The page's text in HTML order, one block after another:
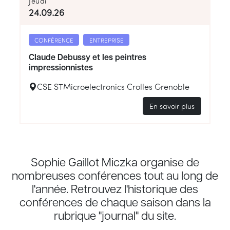
24.09.26
CONFÉRENCE ENTREPRISE
Claude Debussy et les peintres
impressionnistes
CSE STMicroelectronics Crolles Grenoble
En savoir plus
Sophie Gaillot Miczka organise de
nombreuses conférences tout au long de
l'année. Retrouvez l'historique des
conférences de chaque saison dans la
rubrique "journal" du site.